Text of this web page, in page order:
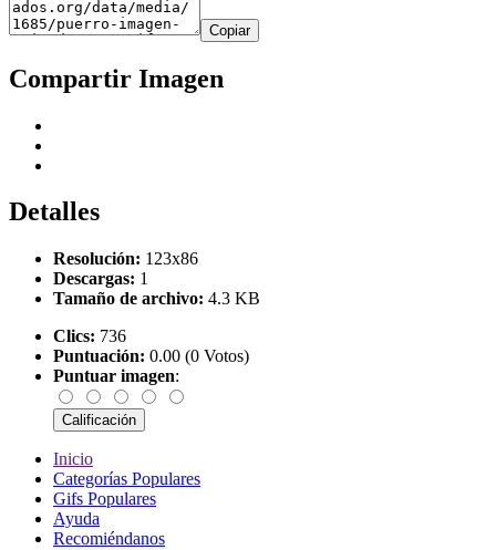
Copiar
Compartir Imagen
Detalles
Resolución: 123x86
Descargas: 1
Tamaño de archivo: 4.3 KB
Clics: 736
Puntuación: 0.00 (0 Votos)
Puntuar imagen:
Inicio
Categorías Populares
Gifs Populares
Ayuda
Recomiéndanos